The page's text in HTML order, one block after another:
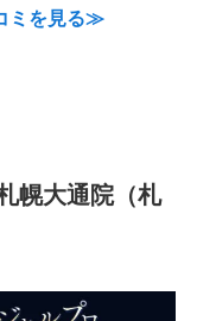
ミを見る≫
幌大通院（札